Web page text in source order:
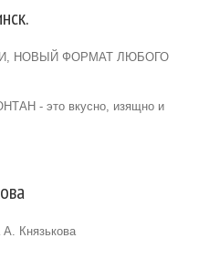
НОВЫЙ ФОРМАТ ЛЮБОГО
- это вкусно, изящно и
Князькова